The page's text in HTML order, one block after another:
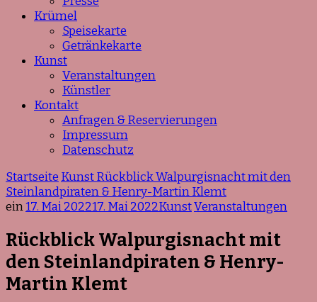
Krümel
Speisekarte
Getränkekarte
Kunst
Veranstaltungen
Künstler
Kontakt
Anfragen & Reservierungen
Impressum
Datenschutz
Startseite KunstRückblick Walpurgisnacht mit den
Steinlandpiraten & Henry-Martin Klemt
ein17. Mai 202217. Mai 2022KunstVeranstaltungen
Rückblick Walpurgisnacht mit
den Steinlandpiraten & Henry-
Martin Klemt